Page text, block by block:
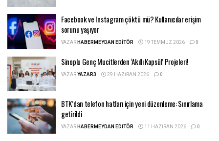
Facebook ve Instagram çöktü mü? Kullanıcılar erişim
sorunu yaşıyor
YAZARHABERMEYDAN EDITÖR 19 TEMMUZ 2026 0
Sinoplu Genç Mucitlerden ‘Akıllı Kapsül’ Projeleri!
YAZARYAZAR3 29 HAZIRAN 2026 0
BTK’dan telefon hatları için yeni düzenleme: Sınırlama
getirildi
YAZARHABERMEYDAN EDITÖR 11 HAZIRAN 2026 0